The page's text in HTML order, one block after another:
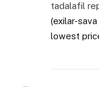
tadalafil
(exilar-
lowest